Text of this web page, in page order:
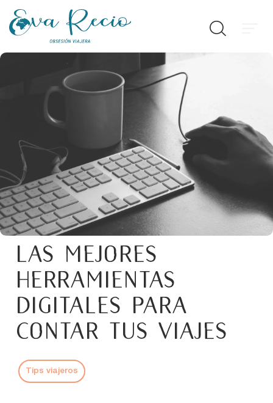
Las mejores
herramientas
digitales para
contar tus viajes
Tips viajeros